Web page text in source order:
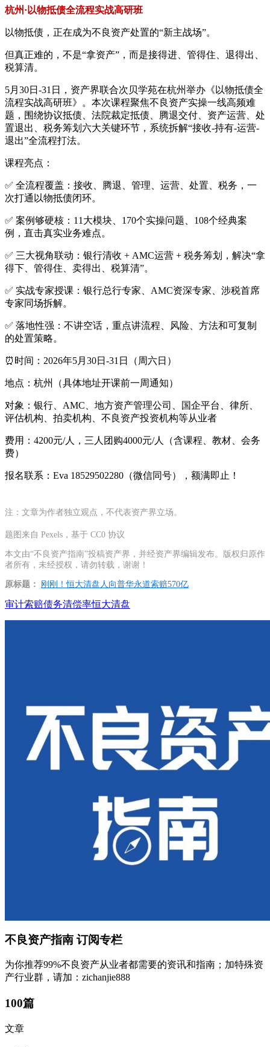
杭州·以物抵债全流程实战高研班
以物抵债，正在成为不良资产处置的“新主战场”。
但真正难的，不是“拿资产”，而是接得进、管得住、退得出、
税算清。
5月30日-31日，资产界联合次贝学苑在杭州举办《以物抵债全
流程实战高研班》。本次课程聚焦不良资产实操一线高频难
题，围绕协议抵债、法院裁定抵债、腾退交付、资产运营、处
置退出、税务筹划六大关键环节，系统拆解“接收-持有-运营-
退出”全流程打法。
课程亮点：
✅ 全流程覆盖：接收、腾退、管理、运营、处置、税务，一
次打通以物抵债闭环。
✅ 案例够硬核：11大模块、170个实操问题、108个经典案
例，直击真实业务难点。
✅ 三大视角联动：银行清收 + AMC运营 + 税务筹划，解决“拿
得下、管得住、卖得出、税算清”。
✅ 实战专家授课：银行总行专家、AMC资深专家、涉税首席
专家同场拆解。
✅ 落地性强：不讲空话，重点讲流程、风险、方法和可复制
的处置策略。
⏰时间：2026年5月30日-31日（周六日）
地点：杭州（具体地址开课前一周通知）
对象：银行、AMC、地方资产管理公司、国企平台、律所、
评估机构、拍卖机构、不良资产投资机构等从业者
费用：4200元/人，三人团购4000元/人（含课程、教材、会务
费）
报名联系：Eva 18529502280（微信同号），额满即止！
注：文章为作者独立观点，不代表资产界立场。
题图来自 Pexels，基于 CC0 协议
本文由“不良资产指南”投稿资产界，并经资产界编辑发布。版权归原作
者所有，未经授权，请勿转载，谢谢！
原标题： 刚刚！恒大清盘人向普华永道索赔570亿
审计索赔债务清偿率恒大清盘
不良资产指南 订阅专栏
为你推荐99%不良资产从业者都需要的资讯和指南；加特殊资
产行业群，请加：zichanjie888
100篇
文章